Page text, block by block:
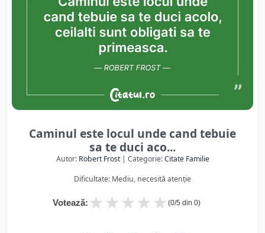
Caminul este locul unde cand tebuie
sa te duci aco...
Autor: Robert Frost| Categorie:Citate Familie
Dificultate: Mediu, necesită atenție
Votează: ★
★
★
★
★ (0/5 din 0)